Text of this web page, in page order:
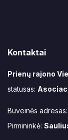
Kontaktai
Prienų rajono
statusas:
Buveinės adresas:
Pirmininkė: